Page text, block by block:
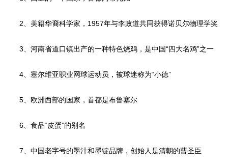
2、美籍华裔科学家，1957年与李政道共同获得诺贝尔物理学奖
3、河南省道口镇出产的一种特色烧鸡，是中国“四大名鸡”之一
4、塞尔维亚职业网球运动员，被球迷称为“小德”
5、欧洲西部的国家，首都是布鲁塞尔
6、食品“皮蛋”的别名
7、中国老字号的墨汁和墨锭品牌，创始人是清朝的曹圣臣